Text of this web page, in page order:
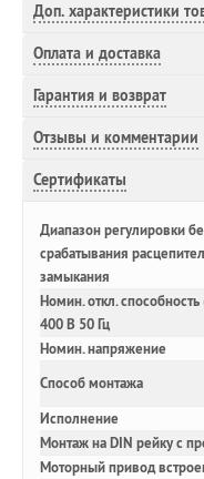
Доп. характеристики
Оплата и доставка
Гарантия и возврат
Отзывы и комментарии
Сертификаты
Диапазон регулировки
срабатывания
замыкания
Номин. откл.
400 В 50 Гц
Номин. напряжение
Способ монтажа
Исполнение
Монтаж на DIN рейку с
Моторный привод